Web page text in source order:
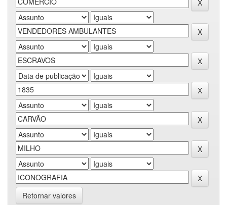
Retornar valores